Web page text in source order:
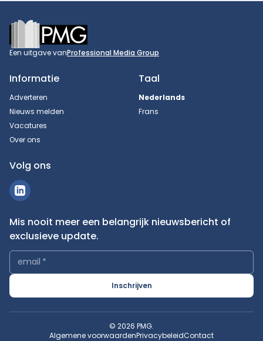
Footer
Een uitgave vanProfessional Media Group
Informatie
Adverteren
Nieuws melden
Vacatures
Over ons
Taal
Nederlands
Frans
Volg ons
Mis nooit meer een belangrijk nieuwsbericht of
exclusieve update.
email *
Inschrijven
© 2026 PMG.
Algemene voorwaardenPrivacybeleidContact